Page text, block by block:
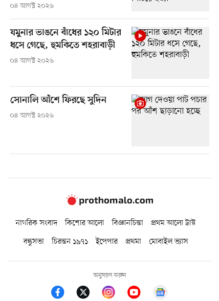
০৪ আগস্ট ২০২৬
যমুনার ভাঙনে বাঁধের ১২০ মিটার
ধসে গেছে, হুমকিতে শহরাবাড়ী
০৪ আগস্ট ২০২৬
সোনালি আঁশে ফিরছে সুদিন
০৪ আগস্ট ২০২৬
নাগরিক সংবাদ কিশোর আলো বিজ্ঞানচিন্তা
প্রথম আলো ট্রাস্ট
বন্ধুসভা
চিরন্তন ১৯৭১ ইপেপার প্রথমা মোবাইল ভ্যাস
অনুসরণ করুন